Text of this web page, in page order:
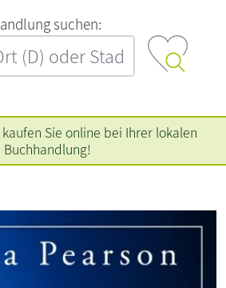
‍s‍u‍c‍h‍e‍n‍:‍
kaufen Sie online bei Ihrer lokalen
Buchhandlung!